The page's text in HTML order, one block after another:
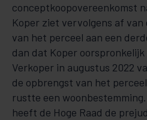
conceptkoopovereenkomst
Koper ziet vervolgens af van
van het perceel aan een
dan dat Koper
Verkoper in augustus 2022
de opbrengst van het
rustte een
heeft de Hoge Raad de